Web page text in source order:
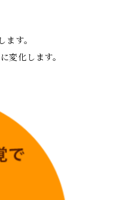
す。
変化します。